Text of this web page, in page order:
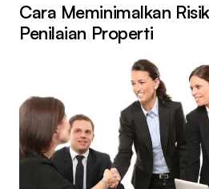
Cara Meminimalkan
Penilaian Properti